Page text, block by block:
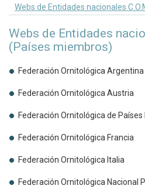
Webs de Entidades nacionales
Webs de Entidades
(Países miembros)
Federación Ornitológica Argentina
Federación Ornitológica Austria
Federación Ornitológica de Países
Federación Ornitológica Francia
Federación Ornitológica Italia
Federación Ornitológica Nacional